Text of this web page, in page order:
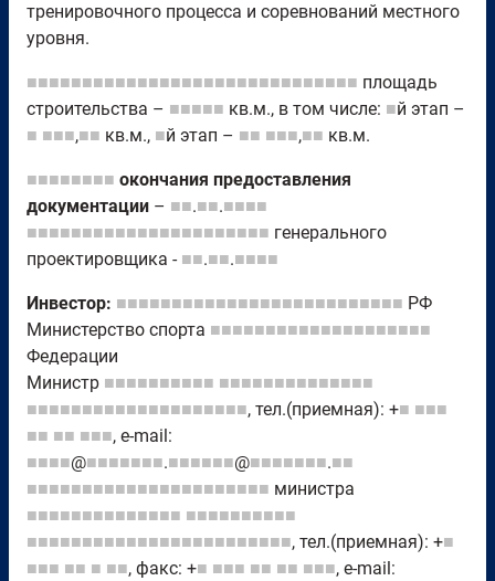
тренировочного процесса и соревнований местного
уровня.
■■■■■■■■■■■■■■■■■■■■■■■■■■■■■■ площадь
строительства – ■■■■■ кв.м., в том числе: ■й этап –
■ ■■■,■■ кв.м., ■й этап – ■■ ■■■,■■ кв.м.
■■■■■■■■ окончания предоставления
документации – ■■.■■.■■■■
■■■■■■■■■■■■■■■■■■■■■■ генерального
проектировщика - ■■.■■.■■■■
Инвестор: ■■■■■■■■■■■■■■■■■■■■■■■■■■ РФ
Министерство спорта ■■■■■■■■■■■■■■■■■■■■
Федерации
Министр ■■■■■■■■■■ ■■■■■■■■■■■■■■
■■■■■■■■■■■■■■■■■■■■, тел.(приемная): +■ ■■■
■■ ■■ ■■■, e-mail:
■■■■@■■■■■■■.■■■■■■@■■■■■■■.■■
■■■■■■■■■■■■■■■■■■■■■■ министра
■■■■■■■■■■■■■■ ■■■■■■■■■■
■■■■■■■■■■■■■■■■■■■■■■■■, тел.(приемная): +■
■■■ ■■ ■ ■■, факс: +■ ■■■ ■■ ■■ ■■■, e-mail: